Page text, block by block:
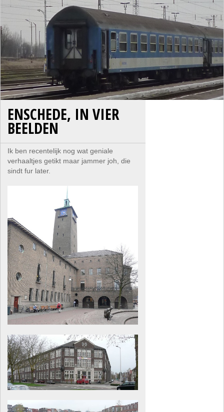
ENSCHEDE, IN VIER
BEELDEN
Ik ben recentelijk nog wat geniale
verhaaltjes getikt maar jammer joh, die
sindt fur later.